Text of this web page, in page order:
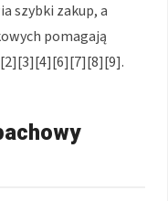
szybki zakup, a
pomagają